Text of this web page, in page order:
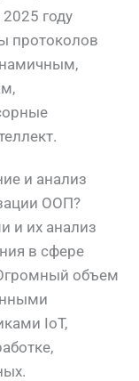
году
протоколов
и анализ
ООП?
и их анализ
в сфере
объем
IoT,